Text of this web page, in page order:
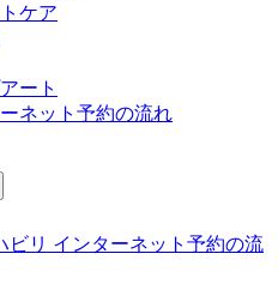
ケア
ート
ネット予約の流れ
ビリ インターネット予約の流